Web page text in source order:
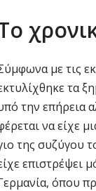
με τις
τα
την επήρεια
να είχε
της συζύγου
επιστρέψει
όπου